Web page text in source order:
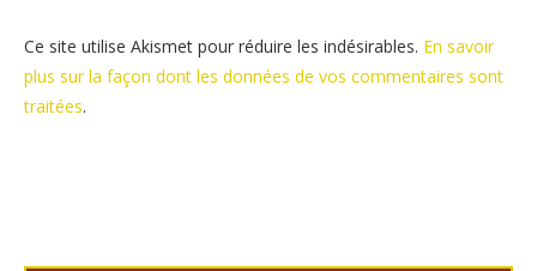
Ce site utilise Akismet pour réduire les indésirables. En savoir
plus sur la façon dont les données de vos commentaires sont
traitées.